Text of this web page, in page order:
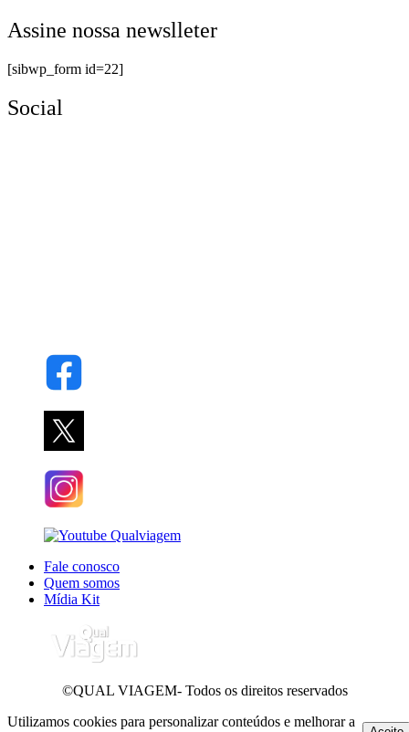
Assine nossa newslleter
[sibwp_form id=22]
Social
Fale conosco
Quem somos
Mídia Kit
©QUAL VIAGEM- Todos os direitos reservados
Utilizamos cookies para personalizar conteúdos e melhorar a